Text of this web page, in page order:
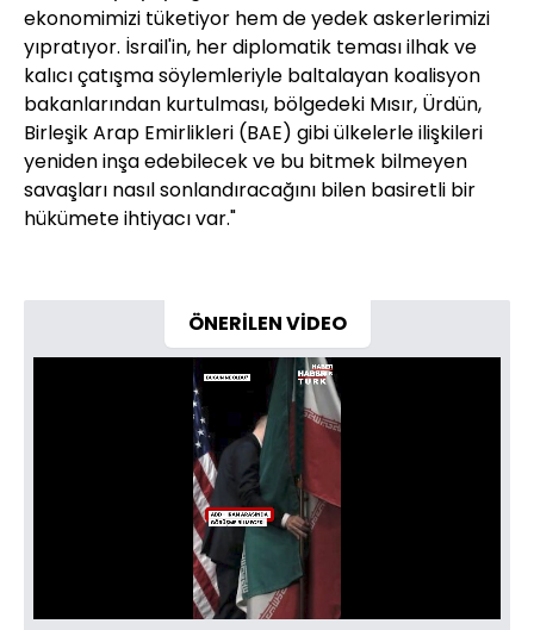
ekonomimizi tüketiyor hem de yedek askerlerimizi
yıpratıyor. İsrail'in, her diplomatik teması ilhak ve
kalıcı çatışma söylemleriyle baltalayan koalisyon
bakanlarından kurtulması, bölgedeki Mısır, Ürdün,
Birleşik Arap Emirlikleri (BAE) gibi ülkelerle ilişkileri
yeniden inşa edebilecek ve bu bitmek bilmeyen
savaşları nasıl sonlandıracağını bilen basiretli bir
hükümete ihtiyacı var."
ÖNERİLEN VİDEO
Aç
Hızı